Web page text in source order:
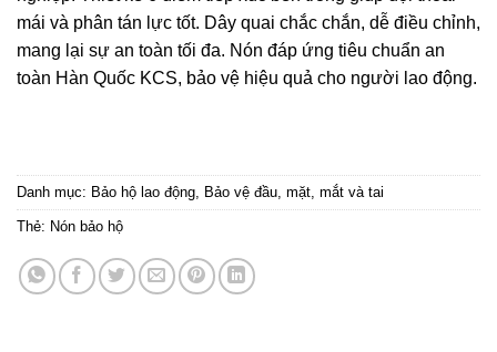
mái và phân tán lực tốt. Dây quai chắc chắn, dễ điều chỉnh,
mang lại sự an toàn tối đa. Nón đáp ứng tiêu chuẩn an
toàn Hàn Quốc KCS, bảo vệ hiệu quả cho người lao động.
Danh mục: Bảo hộ lao động, Bảo vệ đầu, mặt, mắt và tai
Thẻ: Nón bảo hộ